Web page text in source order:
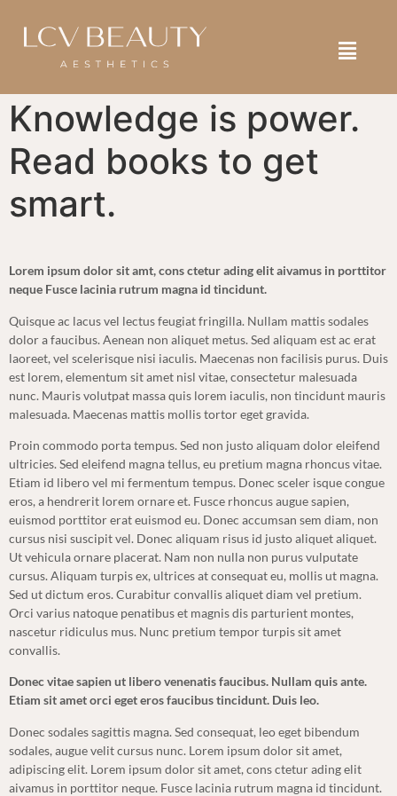
Knowledge is power.
Read books to get
smart.
Lorem ipsum dolor sit amt, cons ctetur ading elit aivamus in porttitor
neque Fusce lacinia rutrum magna id tincidunt.
Quisque ac lacus vel lectus feugiat fringilla. Nullam mattis sodales
dolor a faucibus. Aenean non aliquet metus. Sed aliquam est ac erat
laoreet, vel scelerisque nisi iaculis. Maecenas non facilisis purus. Duis
est lorem, elementum sit amet nisl vitae, consectetur malesuada
nunc. Mauris volutpat massa quis lorem iaculis, non tincidunt mauris
malesuada. Maecenas mattis mollis tortor eget gravida.
Proin commodo porta tempus. Sed non justo aliquam dolor eleifend
ultricies. Sed eleifend magna tellus, eu pretium magna rhoncus vitae.
Etiam id libero vel mi fermentum tempus. Donec sceler isque congue
eros, a hendrerit lorem ornare et. Fusce rhoncus augue sapien,
euismod porttitor erat euismod eu. Donec accumsan sem diam, non
cursus nisi suscipit vel. Donec aliquam risus id justo aliquet aliquet.
Ut vehicula ornare placerat. Nam non nulla non purus vulputate
cursus. Aliquam turpis ex, ultrices at consequat eu, mollis ut magna.
Sed ut dictum eros. Curabitur convallis aliquet diam vel pretium.
Orci varius natoque penatibus et magnis dis parturient montes,
nascetur ridiculus mus. Nunc pretium tempor turpis sit amet
convallis.
Donec vitae sapien ut libero venenatis faucibus. Nullam quis ante.
Etiam sit amet orci eget eros faucibus tincidunt. Duis leo.
Donec sodales sagittis magna. Sed consequat, leo eget bibendum
sodales, augue velit cursus nunc. Lorem ipsum dolor sit amet,
adipiscing elit. Lorem ipsum dolor sit amet, cons ctetur ading elit
aivamus in porttitor neque. Fusce lacinia rutrum magna id tincidunt.